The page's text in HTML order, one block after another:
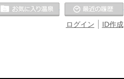
ID作成
ログイン
お気に入りの温泉